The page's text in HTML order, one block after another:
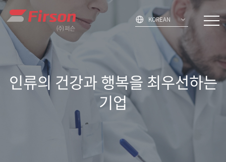
KOREAN
인류의 건강과 행복을 최우선하는
기업